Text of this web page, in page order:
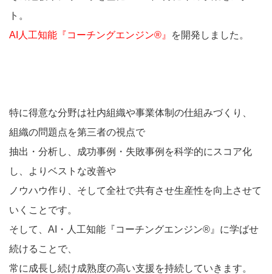
ト。
AI人工知能『コーチングエンジン®』
を開発しました。
特に得意な分野は社内組織や事業体制の仕組みづくり、
組織の問題点を第三者の視点で
抽出・分析し、成功事例・失敗事例を科学的にスコア化
し、よりベストな改善や
ノウハウ作り、そして全社で共有させ生産性を向上させて
いくことです。
そして、AI・人工知能『コーチングエンジン®』に学ばせ
続けることで、
常に成長し続け成熟度の高い支援を持続していきます。